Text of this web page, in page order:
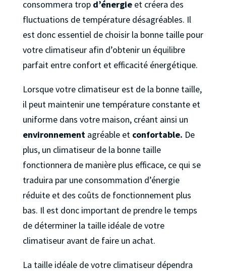
consommera trop d’énergieet créera des
fluctuations de température désagréables. Il
est donc essentiel de choisir la bonne taille pour
votre climatiseur afin d’obtenir un équilibre
parfait entre confort et efficacité énergétique.
Lorsque votre climatiseur est de la bonne taille,
il peut maintenir une température constante et
uniforme dans votre maison, créant ainsi un
environnementagréable et confortable. De
plus, un climatiseur de la bonne taille
fonctionnera de manière plus efficace, ce qui se
traduira par une consommation d’énergie
réduite et des coûts de fonctionnement plus
bas. Il est donc important de prendre le temps
de déterminer la taille idéale de votre
climatiseur avant de faire un achat.
La taille idéale de votre climatiseur dépendra